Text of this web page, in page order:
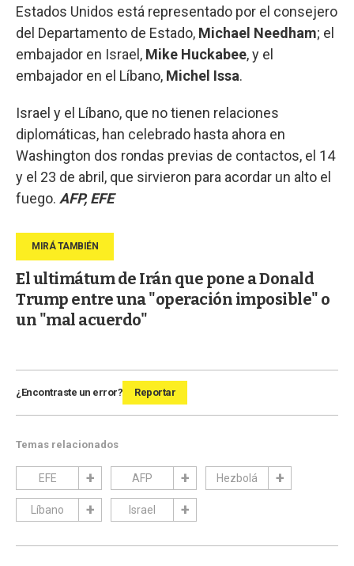
Estados Unidos está representado por el consejero
del Departamento de Estado, Michael Needham; el
embajador en Israel, Mike Huckabee, y el
embajador en el Líbano, Michel Issa.
Israel y el Líbano, que no tienen relaciones
diplomáticas, han celebrado hasta ahora en
Washington dos rondas previas de contactos, el 14
y el 23 de abril, que sirvieron para acordar un alto el
fuego. AFP, EFE
El ultimátum de Irán que pone a Donald
Trump entre una "operación imposible" o
un "mal acuerdo"
¿Encontraste un error? Reportar
Temas relacionados
EFE AFP Hezbolá
Líbano Israel